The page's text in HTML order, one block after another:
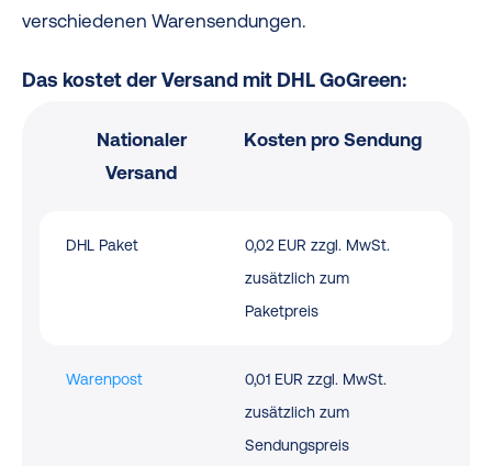
verschiedenen Warensendungen.
Das kostet der Versand mit DHL GoGreen:
Nationaler
Versand
Kosten pro Sendung
DHL Paket
0,02 EUR zzgl. MwSt.
zusätzlich zum
Paketpreis
Warenpost
0,01 EUR zzgl. MwSt.
zusätzlich zum
Sendungspreis